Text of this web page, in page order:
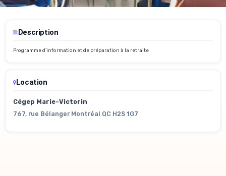
Description
Programme d'information et de préparation à la retraite
Location
Cégep Marie-Victorin
767, rue Bélanger Montréal QC H2S 1G7